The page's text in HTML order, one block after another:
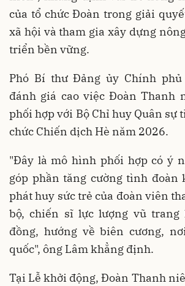
của tổ chức Đoàn trong giải
xã hội và tham gia xây dựng
triển bền vững.
Phó Bí thư Đảng ủy Chính
đánh giá cao việc Đoàn Thanh
phối hợp với Bộ Chỉ huy Quân sự
chức Chiến dịch Hè năm 2026.
"Đây là mô hình phối hợp có ý
góp phần tăng cường tình đoàn
phát huy sức trẻ của đoàn viên
bộ, chiến sĩ lực lượng vũ trang
đồng, hướng về biên cương,
quốc", ông Lâm khẳng định.
Tại Lễ khởi động, Đoàn Thanh